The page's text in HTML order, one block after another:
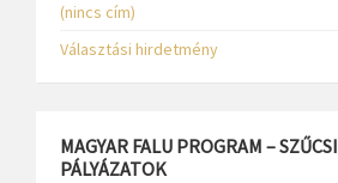
(nincs cím)
Választási hirdetmény
MAGYAR FALU PROGRAM – SZŰCSI
PÁLYÁZATOK